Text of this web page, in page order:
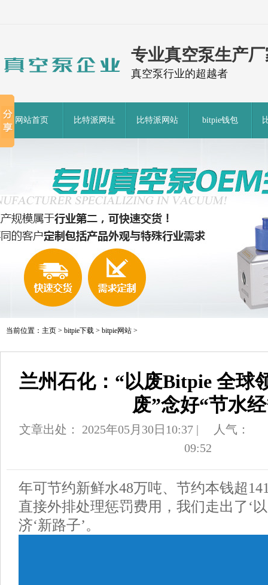
专业真空泵生产
真空泵行业的超越者
网站首页 比特派网址 比特派网站 bitpie钱包
当前位置： 主页 > bitpie下载 > bitpie网站 >
兰州石化：“以废Bitpie 全球
废”念好“节水
文章出处： 2025年05月30日10:37 |
人气：
09:52
年可节约新鲜水48万吨、节约本钱超
直接外排处理惩罚费用，我们走出了‘
济‘新路子’。